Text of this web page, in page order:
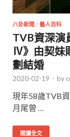
八卦新聞 / 藝人百科
TVB資深演
Ⅳ》由契妹
劃結婚
2020-02-19 - by
現年58歲TVB
月尾曾 …
閱讀全文